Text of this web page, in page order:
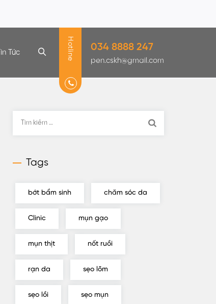
Hotline 034 8888 247
pen.cskh@gmail.com
Tin Tức
Tags
bớt bẩm sinh chăm sóc da
Clinic mụn gạo
mụn thịt nốt ruồi
rạn da sẹo lõm
sẹo lồi sẹo mụn